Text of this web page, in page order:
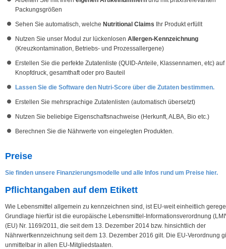
Packungsgrößen
Sehen Sie automatisch, welche Nutritional Claims Ihr Produkt erfüllt
Nutzen Sie unser Modul zur lückenlosen Allergen-Kennzeichnung
(Kreuzkontamination, Betriebs- und Prozessallergene)
Erstellen Sie die perfekte Zutatenliste (QUID-Anteile, Klassennamen, etc) auf
Knopfdruck, gesamthaft oder pro Bauteil
Lassen Sie die Software den Nutri-Score über die Zutaten bestimmen.
Erstellen Sie mehrsprachige Zutatenlisten (automatisch übersetzt)
Nutzen Sie beliebige Eigenschaftsnachweise (Herkunft, ALBA, Bio etc.)
Berechnen Sie die Nährwerte von eingelegten Produkten.
Preise
Sie finden unsere Finanzierungsmodelle und alle Infos rund um Preise hier.
Pflichtangaben auf dem Etikett
Wie Lebensmittel allgemein zu kennzeichnen sind, ist EU-weit einheitlich
Grundlage hierfür ist die europäische Lebensmittel-Informationsverordnung
(EU) Nr. 1169/2011, die seit dem 13. Dezember 2014 bzw. hinsichtlich der
Nährwertkennzeichnung seit dem 13. Dezember 2016 gilt. Die EU-Verordnung
unmittelbar in allen EU-Mitgliedstaaten.